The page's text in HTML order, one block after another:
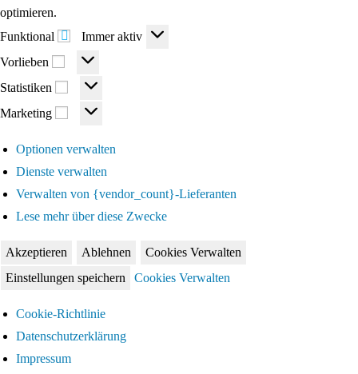
optimieren.
Funktional
Funktional
Immer aktiv
Vorlieben
Vorlieben
Statistiken Statistiken
Marketing Marketing
Optionen verwalten
Dienste verwalten
Verwalten von {vendor_count}-Lieferanten
Lese mehr über diese Zwecke
Akzeptieren Ablehnen
Cookies Verwalten
Einstellungen speichern
Cookies Verwalten
Cookie-Richtlinie
Datenschutzerklärung
Impressum